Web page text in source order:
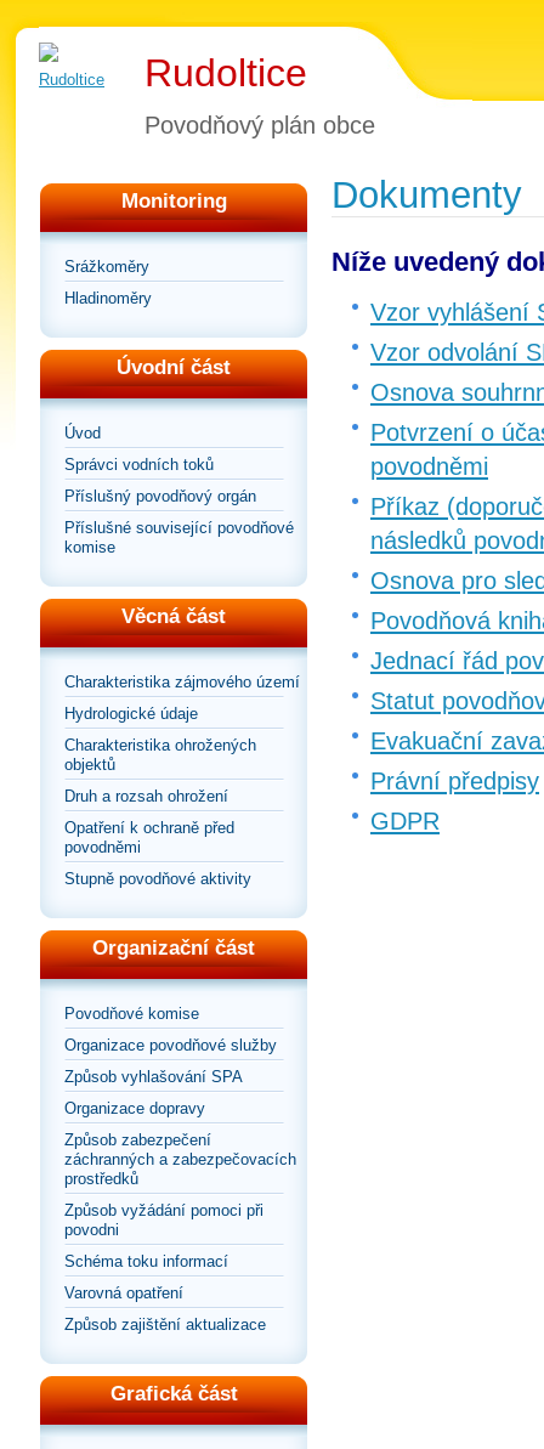
Rudoltice
Povodňový plán obce
Monitoring
Srážkoměry
Hladinoměry
Úvodní část
Úvod
Správci vodních toků
Příslušný povodňový orgán
Příslušné související povodňové
komise
Věcná část
Charakteristika zájmového území
Hydrologické údaje
Charakteristika ohrožených
objektů
Druh a rozsah ohrožení
Opatření k ochraně před
povodněmi
Stupně povodňové aktivity
Organizační část
Povodňové komise
Organizace povodňové služby
Způsob vyhlašování SPA
Organizace dopravy
Způsob zabezpečení
záchranných a zabezpečovacích
prostředků
Způsob vyžádání pomoci při
povodni
Schéma toku informací
Varovná opatření
Způsob zajištění aktualizace
Grafická část
Dokumenty
Níže uvedený
Vzor vyhlášení
Vzor odvolání
Osnova
Potvrzení o
povodněmi
Příkaz
následků
Osnova pro
Povodňová
Jednací řád
Statut
Evakuační
Právní předpisy
GDPR